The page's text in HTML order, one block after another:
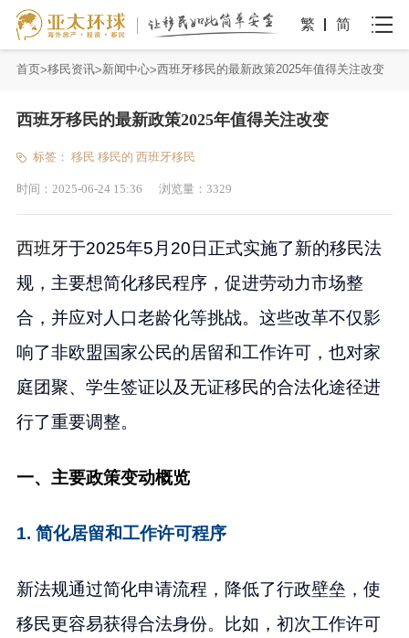
繁 简
首页 移民资讯 新闻中心 西班牙移民的最新政策2025年值得关注改变
西班牙移民的最新政策2025年值得关注改变
标签： 移民 移民的 西班牙移民
时间： 2025-06-24 15:36 浏览量： 3329
西班牙于2025年5月20日正式实施了新的移民法
规，主要想简化移民程序，促进劳动力市场整
合，并应对人口老龄化等挑战。这些改革不仅影
响了非欧盟国家公民的居留和工作许可，也对家
庭团聚、学生签证以及无证移民的合法化途径进
行了重要调整。
一、主要政策变动概览
1. 简化居留和工作许可程序
新法规通过简化申请流程，降低了行政壁垒，使
移民更容易获得合法身份。比如，初次工作许可